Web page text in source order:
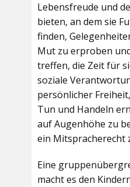
Lebensfreude und
bieten, an dem sie
finden,
Mut zu erproben
treffen, die Zeit für
soziale
persönlicher
Tun und Handeln
auf Augenhöhe zu
ein Mitspracherecht
Eine
macht es den